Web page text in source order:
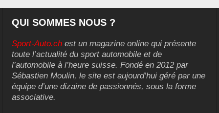
QUI SOMMES NOUS ?
Sport-Auto.ch est un magazine online qui présente
toute l’actualité du sport automobile et de
l’automobile à l’heure suisse. Fondé en 2012 par
Sébastien Moulin, le site est aujourd’hui géré par une
équipe d’une dizaine de passionnés, sous la forme
associative.